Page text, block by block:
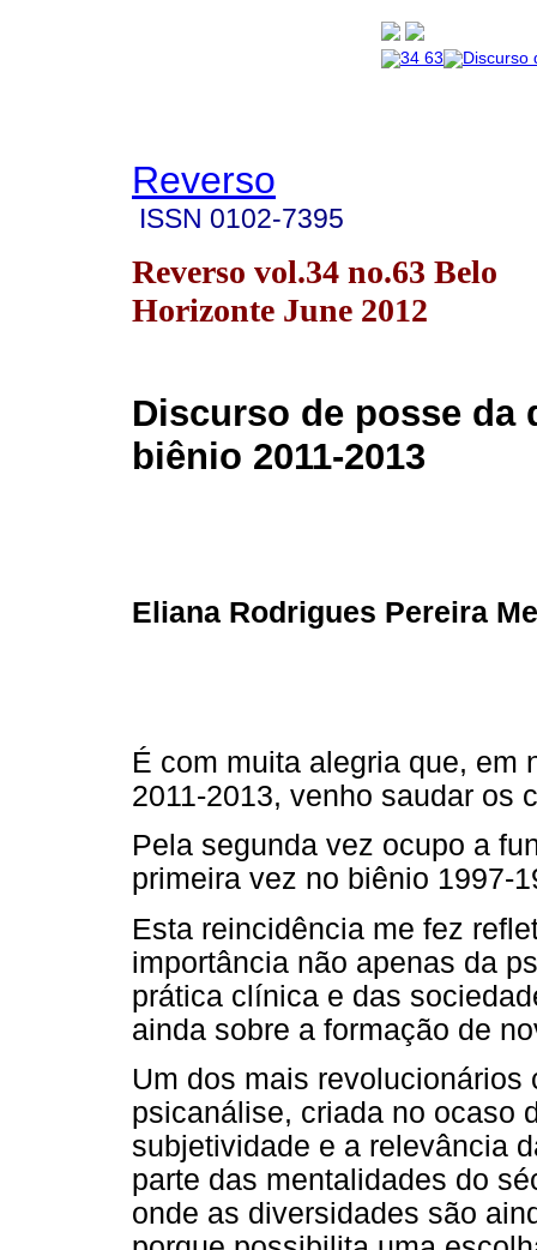
Reverso
ISSN 0102-7395
Reverso vol.34 no.63 Belo
Horizonte June 2012
Discurso de posse da
biênio 2011-2013
Eliana Rodrigues Pereira
É com muita alegria que, em
2011-2013, venho saudar os
Pela segunda vez ocupo a
primeira vez no biênio 1997-
Esta reincidência me fez
importância não apenas da
prática clínica e das
ainda sobre a formação de
Um dos mais
psicanálise, criada no ocaso
subjetividade e a relevância
parte das mentalidades do
onde as diversidades são